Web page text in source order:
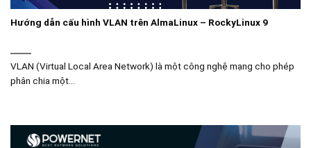
Hướng dẫn cấu hình VLAN trên AlmaLinux – RockyLinux 9
VLAN (Virtual Local Area Network) là một công nghệ mạng cho phép
phân chia một...